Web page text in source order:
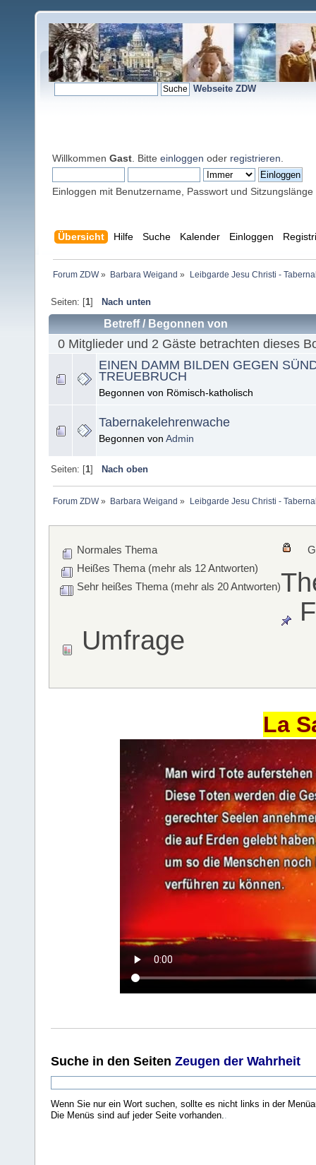
Webseite ZDW
Willkommen Gast . Bitte einloggen oder registrieren
Einloggen mit Benutzername, Passwort und Sitzungslänge
Übersicht Hilfe Suche Kalender Einloggen
Forum ZDW» Barbara Weigand » Leibgarde Jesu Christi -
Seiten: [1] Nach unten
Betreff/ Begonnen von
0 Mitglieder und 2 Gäste betrachten dieses
EINEN DAMM BILDEN GEGEN
TREUEBRUCH
Begonnen von Römisch-katholisch
Tabernakelehrenwache
Begonnen von Admin
Seiten: [1] Nach oben
Forum ZDW» Barbara Weigand » Leibgarde Jesu Christi -
Normales Thema
Heißes Thema (mehr als 12 Antworten)
Sehr heißes Thema (mehr als 20 Antworten)
Umfrage
La
Suche in den Seiten Zeugen der Wahrheit
Wenn Sie nur ein Wort suchen, sollte es nicht links in der
Die Menüs sind auf jeder Seite vorhanden..